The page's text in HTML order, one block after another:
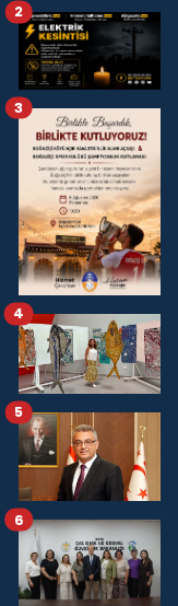
2
3
4
5
6